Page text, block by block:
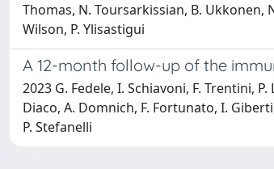
Thomas, N. Toursarkissian, B. Ukkonen,
Wilson, P. Ylisastigui
A 12-month follow-up of the
2023 G. Fedele, I. Schiavoni, F. Trentini,
Diaco, A. Domnich, F. Fortunato, I.
P. Stefanelli